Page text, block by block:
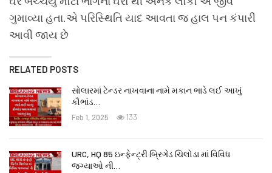
ગુમાવ્યા હતા.એ પરિસ્થિતિ યાદ આવતા જ હાલ પન કંપારી
આવી જાય છે
RELATED POSTS
સોલારમાં ટેન્ડર નાખવાના નામે મકાન ભાડે લઈ આખું
કૌભાંડ…
Feb 1, 2025 133
URC, HQ 85 ઇન્ફેન્ટ્રી બ્રિગેડ ચિલોડા માં વિવિધ
જગ્યાઓ ની…